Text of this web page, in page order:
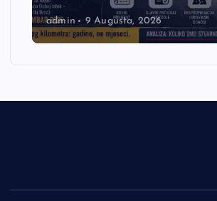
admin 9 Augusta, 2026